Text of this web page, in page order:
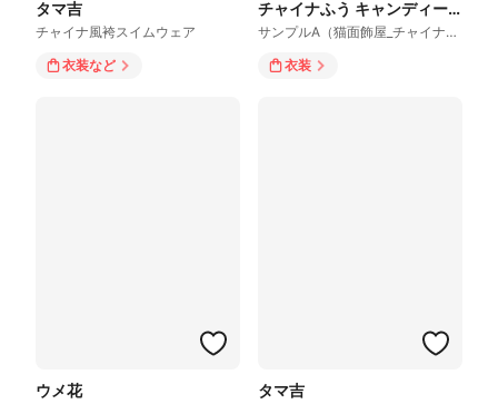
タマ吉
チャイナ風袴スイムウェア
衣装など
チャイナふう キャンディードレス
サンプルA（猫面飾屋_チャイナふう キャンディードレス）
衣装
ウメ花 タマ吉